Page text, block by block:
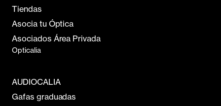
Tiendas
Asocia tu Óptica
Asociados Área Privada
Opticalia
AUDIOCALIA
Gafas graduadas